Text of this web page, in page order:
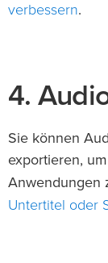
verbessern.
4.
Sie können
exportieren,
Anwendungen
Untertitel oder